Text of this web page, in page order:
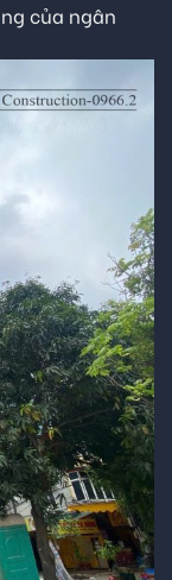
của ngân